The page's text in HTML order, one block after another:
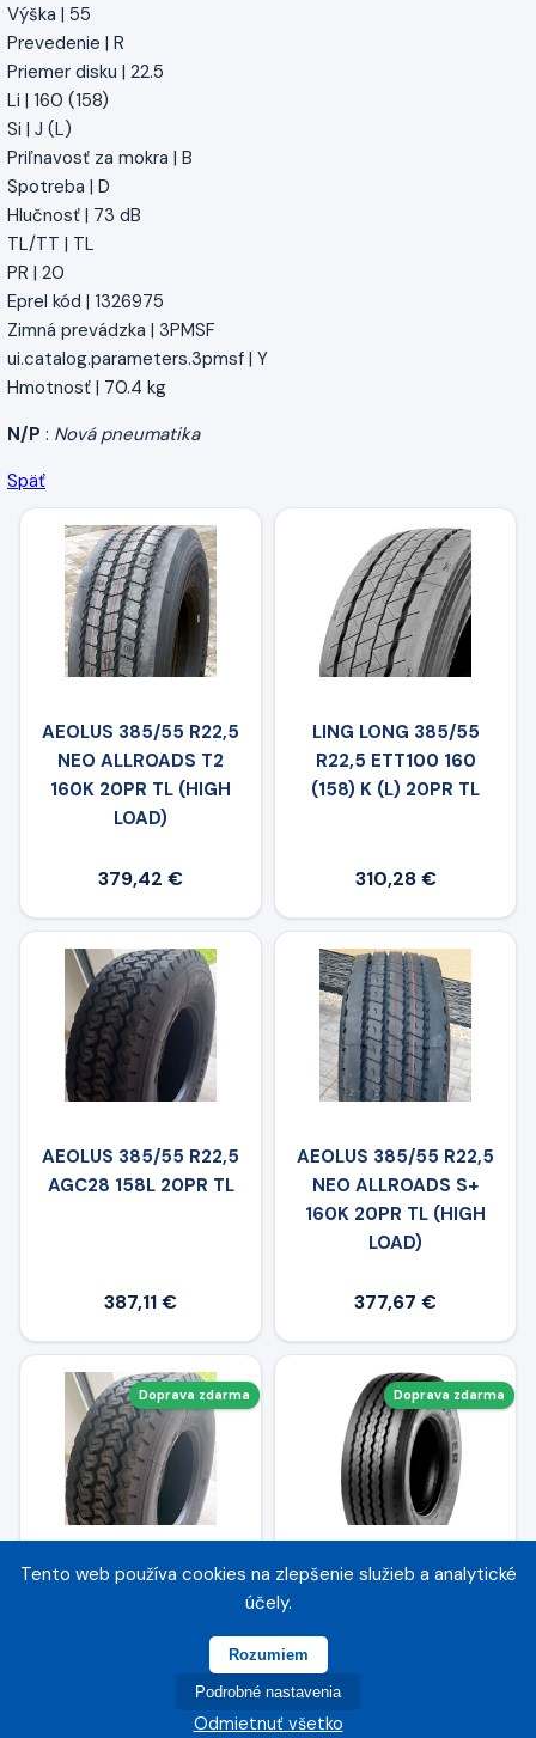
Výška | 55
Prevedenie | R
Priemer disku | 22.5
Li | 160 (158)
Si | J (L)
Priľnavosť za mokra | B
Spotreba | D
Hlučnosť | 73 dB
TL/TT | TL
PR | 20
Eprel kód | 1326975
Zimná prevádzka | 3PMSF
ui.catalog.parameters.3pmsf | Y
Hmotnosť | 70.4 kg
N/P : Nová pneumatika
Späť
AEOLUS 385/55 R22,5
NEO ALLROADS T2
160K 20PR TL (HIGH
LOAD)
379,42 €
LING LONG 385/55
R22,5 ETT100 160
(158) K (L) 20PR TL
310,28 €
AEOLUS 385/55 R22,5
AGC28 158L 20PR TL
387,11 €
AEOLUS 385/55 R22,5
NEO ALLROADS S+
160K 20PR TL (HIGH
LOAD)
377,67 €
Doprava zdarma
WINDPOWER 385/55 R
Doprava zdarma
WINDPOWER 385/55 R
Tento web používa cookies na zlepšenie služieb a analytické
účely.
Rozumiem
Podrobné nastavenia
Odmietnuť všetko